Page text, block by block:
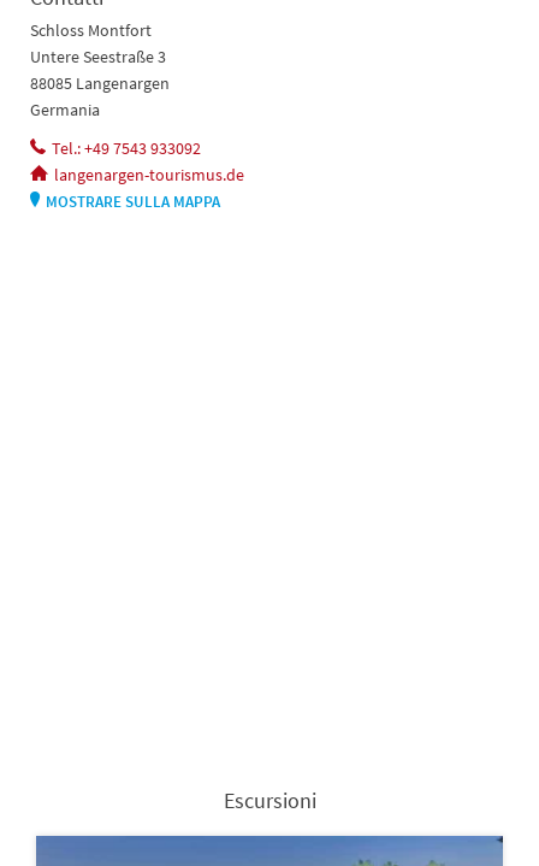
Schloss Montfort
Untere Seestraße 3
88085 Langenargen
Germania
Tel.: +49 7543 933092
langenargen-tourismus.de
MOSTRARE SULLA MAPPA
Escursioni